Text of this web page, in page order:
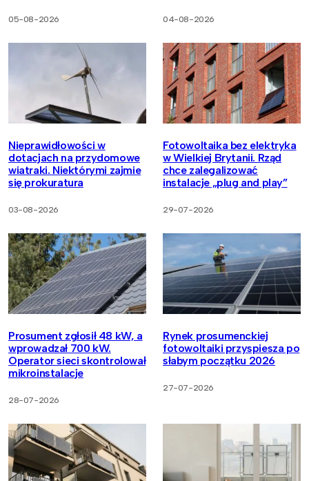
05-08-2026 04-08-2026
Nieprawidłowości w
dotacjach na przydomowe
wiatraki. Niektórymi zajmie
się prokuratura
03-08-2026
Fotowoltaika bez elektryka
w Wielkiej Brytanii. Rząd
chce zalegalizować
instalacje „plug and play”
29-07-2026
Prosument zgłosił 48 kW, a
wprowadzał 700 kW.
Operator sieci skontrolował
mikroinstalacje
28-07-2026
Rynek prosumenckiej
fotowoltaiki przyspiesza po
słabym początku 2026
27-07-2026